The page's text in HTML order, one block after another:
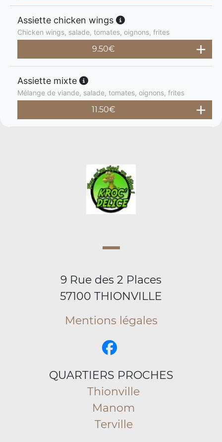
Assiette chicken wings
Chicken wings, salade, tomates, oignons, frites
9.50€
Assiette mixte
Mélange de viande, salade, tomates, oignons, frites
11.50€
9 Rue des 2 Places
57100 THIONVILLE
Mentions légales
QUARTIERS PROCHES
Thionville
Manom
Terville